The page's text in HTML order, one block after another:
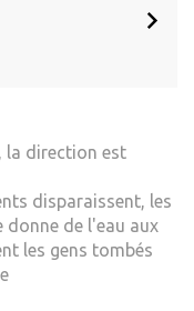
la direction est
disparaissent, les
donne de l'eau aux
les gens tombés